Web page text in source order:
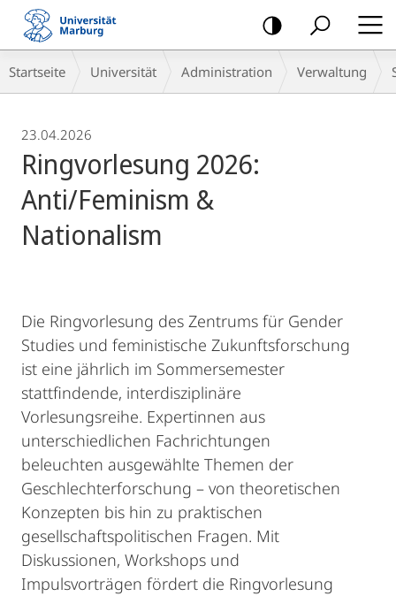
Mobile-
Navigation
Breadcrumb-
Navigation
Startseite Universität Administration Verwaltung
23.04.2026
Ringvorlesung 2026:
Anti/Feminism &
Nationalism
Die Ringvorlesung des Zentrums für Gender
Studies und feministische Zukunftsforschung
ist eine jährlich im Sommersemester
stattfindende, interdisziplinäre
Vorlesungsreihe. Expertinnen aus
unterschiedlichen Fachrichtungen
beleuchten ausgewählte Themen der
Geschlechterforschung – von theoretischen
Konzepten bis hin zu praktischen
gesellschaftspolitischen Fragen. Mit
Diskussionen, Workshops und
Impulsvorträgen fördert die Ringvorlesung